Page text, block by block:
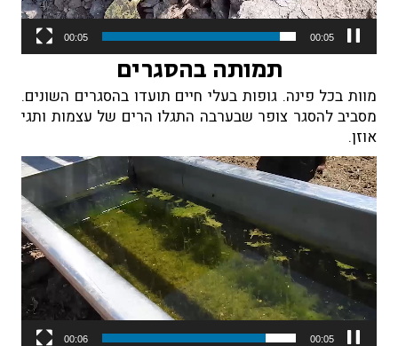
00:02
00:05
תמותה בהסגרים
מוות בכל פינה. גופות בעלי חיים תועדו בהסגרים השונים.
מסביב להסגר צופר שבערבה התגלו הרים של עצמות ותגי
אוזן.
נגן
וידאו
00:01
00:06